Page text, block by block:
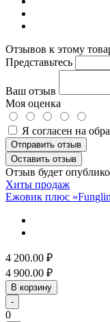
Отзывов к этому
Представьтесь
Ваш отзыв
Моя оценка
Я согласен на
Отправить отзыв
Оставить отзыв
Отзыв будет
Хиты продаж
Ежовик плюс
4 200.00 ₽
4 900.00 ₽
В корзину
-
0